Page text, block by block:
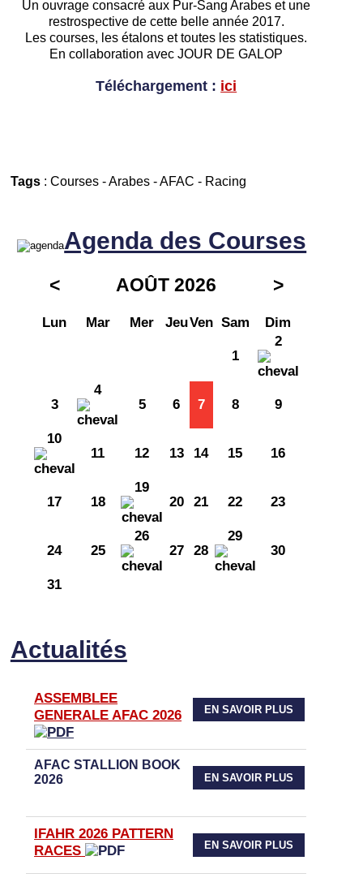
Un ouvrage consacré aux Pur-Sang Arabes et une
restrospective de cette belle année 2017.
Les courses, les étalons et toutes les statistiques.
En collaboration avec JOUR DE GALOP
Téléchargement : ici
Tags: Courses-Arabes-AFAC - Racing
Agenda des Courses
< AOÛT 2026 >
Lun Mar Mer JeuVen Sam Dim
1
2
3
4
5
6 7 8 9
10
11
12 13 14 15 16
17 18
19
20
21 22 23
24 25
26
27
28
29
30
31
Actualités
ASSEMBLEE
GENERALE AFAC 2026
EN SAVOIR PLUS
AFAC STALLION BOOK
2026
EN SAVOIR PLUS
IFAHR 2026 PATTERN
RACES
EN SAVOIR PLUS